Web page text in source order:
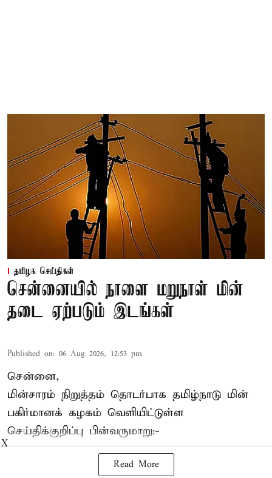
தமிழக செய்திகள்
சென்னையில் நாளை மறுநாள் மின்
தடை ஏற்படும் இடங்கள்
Published on: 06 Aug 2026, 12:53 pm
சென்னை,
மின்சாரம் நிறுத்தம் தொடர்பாக தமிழ்நாடு மின்
பகிர்மானக் கழகம் வெளியிட்டுள்ள
செய்திக்குறிப்பு பின்வருமாறு:-
Read More
X